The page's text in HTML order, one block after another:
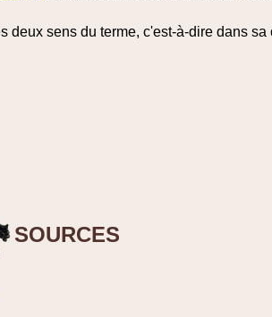
deux sens du terme, c'est-à-dire dans
SOURCES